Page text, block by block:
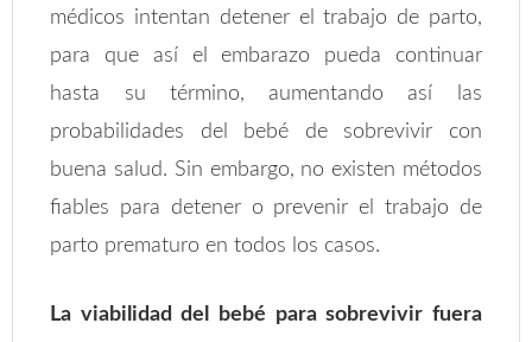
médicos intentan detener el trabajo de parto,
para que así el embarazo pueda continuar
hasta su término, aumentando así las
probabilidades del bebé de sobrevivir con
buena salud. Sin embargo, no existen métodos
fiables para detener o prevenir el trabajo de
parto prematuro en todos los casos.
La viabilidad del bebé para sobrevivir fuera